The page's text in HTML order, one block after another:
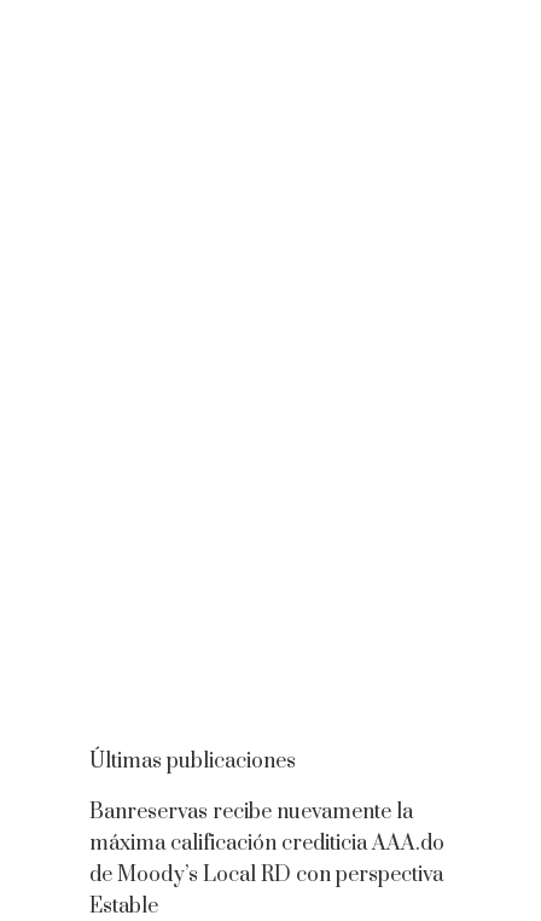
Últimas publicaciones
Banreservas recibe nuevamente la
máxima calificación crediticia AAA.do
de Moody’s Local RD con perspectiva
Estable